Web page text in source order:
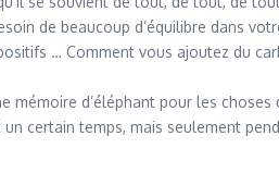
de beaucoup d’équilibre dans
… Comment vous ajoutez du
d’éléphant pour les
certain temps, mais seulement